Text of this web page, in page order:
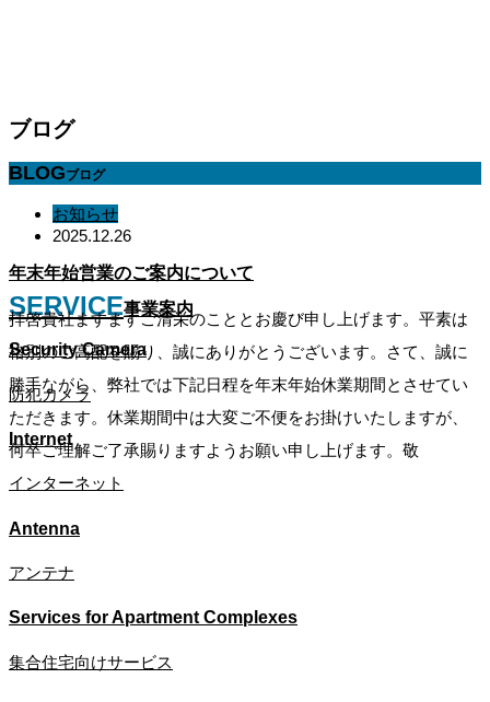
SERVICE事業案内
Security Camera​
防犯カメラ​
Internet​
インターネット
Antenna​
アンテナ​
Services for ​Apartment Complexes​
集合住宅向けサービス​
ブログ
BLOGブログ
お知らせ
2025.12.26
年末年始営業のご案内について
拝啓貴社ますますご清栄のこととお慶び申し上げます。平素は
格別のご高配を賜り、誠にありがとうございます。さて、誠に
勝手ながら、弊社では下記日程を年末年始休業期間とさせてい
ただきます。休業期間中は大変ご不便をお掛けいたしますが、
何卒ご理解ご了承賜りますようお願い申し上げます。敬